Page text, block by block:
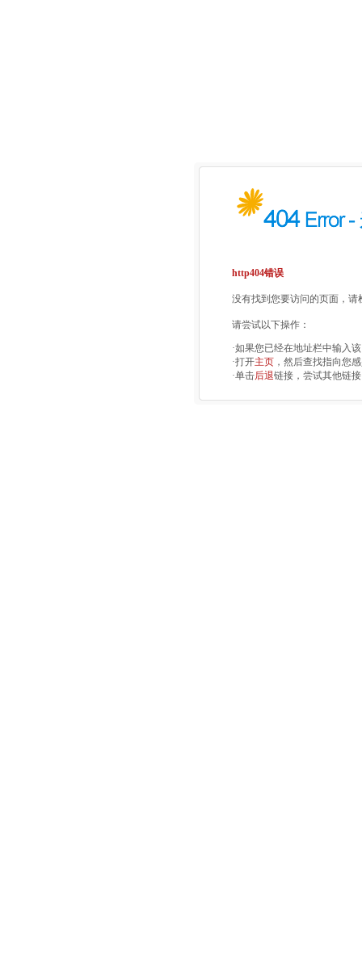
http404错误
没有找到您要访问的页面，请
请尝试以下操作：
·如果您已经在地址栏中输入
·打开主页 ，然后查找指向您
·单击后退链接，尝试其他链